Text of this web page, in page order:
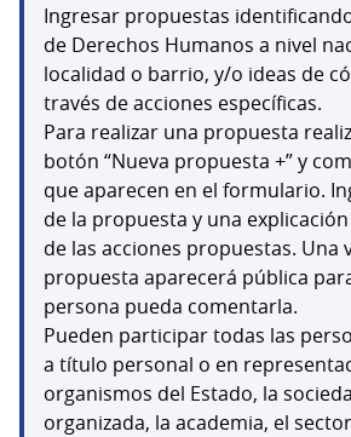
Ingresar propuestas
de Derechos Humanos a nivel
localidad o barrio, y/o ideas de
través de acciones específicas.
Para realizar una propuesta
botón “Nueva propuesta +” y
que aparecen en el formulario.
de la propuesta y una
de las acciones propuestas. Una
propuesta aparecerá pública
persona pueda comentarla.
Pueden participar todas las
a título personal o en
organismos del Estado, la
organizada, la academia, el